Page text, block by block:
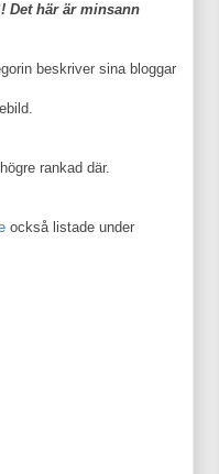
Det här är minsann
beskriver sina bloggar
rankad där.
också listade under